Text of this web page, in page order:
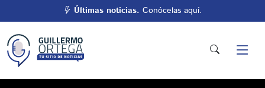
Últimas noticias. Conócelas aquí.